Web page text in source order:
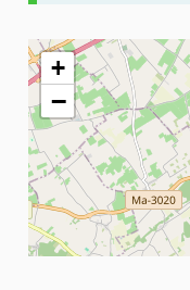
El següent element
+
−